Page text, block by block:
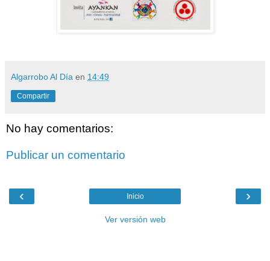
Algarrobo Al Día en 14:49
Compartir
No hay comentarios:
Publicar un comentario
‹ ›
Inicio
Ver versión web